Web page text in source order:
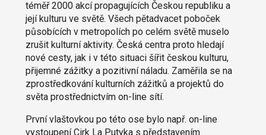
téměř 2000 akcí propagujících Českou republiku a
její kulturu ve světě. Všech pětadvacet poboček
působících v metropolích po celém světě muselo
zrušit kulturní aktivity. Česká centra proto hledají
nové cesty, jak i v této situaci šířit českou kulturu,
přijemné zážitky a pozitivní náladu. Zaměřila se na
zprostředkování kulturních zážitků a projektů do
světa prostřednictvím on-line sítí.
První vlaštovkou po této ose bylo např. on-line
vystoupení Cirk La Putyka s představením